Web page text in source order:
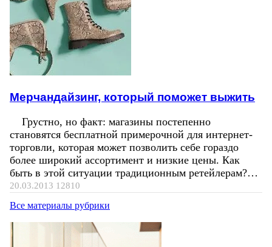
Мерчандайзинг, который поможет выжить
Грустно, но факт: магазины постепенно
становятся бесплатной примерочной для интернет-
торговли, которая может позволить себе гораздо
более широкий ассортимент и низкие цены. Как
быть в этой ситуации традиционным ретейлерам?…
20.03.2013 12810
Все материалы рубрики